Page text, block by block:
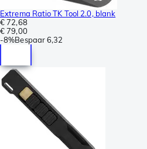
Extrema Ratio TK Tool 2.0, blank
€ 72,68
€ 79,00
-8%Bespaar6,32